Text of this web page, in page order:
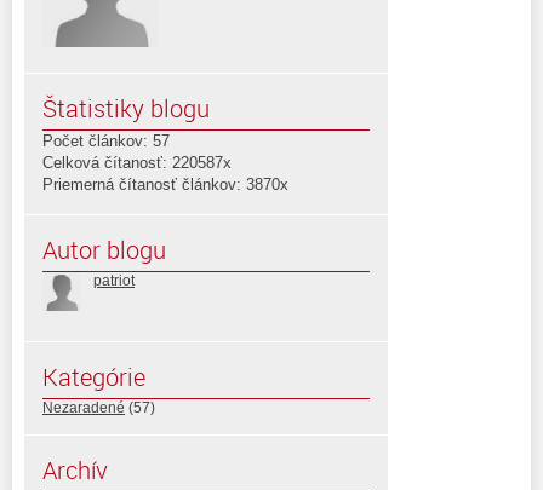
Štatistiky blogu
Počet článkov: 57
Celková čítanosť: 220587x
Priemerná čítanosť článkov: 3870x
Autor blogu
patriot
Kategórie
Nezaradené (57)
Archív